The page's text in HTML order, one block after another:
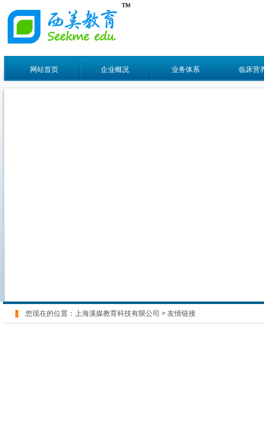
网站首页 企业概况 业务体系 临床营
您现在的位置： 上海溪媒教育科技有限公司 > 友情链接